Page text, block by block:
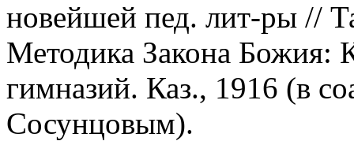
новейшей пед. лит-ры //
Методика Закона Божия:
гимназий. Каз., 1916 (в
Сосунцовым).